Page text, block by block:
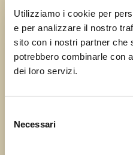
Utilizziamo i cookie per
e per analizzare il nostro
sito con i nostri partner che
potrebbero combinarle con
dei loro servizi.
delNecessari
Segnalaci il tuo
sagra!